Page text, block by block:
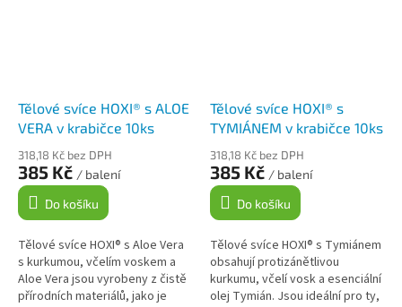
Tělové svíce HOXI® s ALOE
VERA v krabičce 10ks
318,18 Kč bez DPH
385 Kč / balení
Do košíku
Tělové svíce HOXI® s Aloe Vera
s kurkumou, včelím voskem a
Aloe Vera jsou vyrobeny z čistě
přírodních materiálů, jako je
Tělové svíce HOXI® s
TYMIÁNEM v krabičce 10ks
318,18 Kč bez DPH
385 Kč / balení
Do košíku
Tělové svíce HOXI® s Tymiánem
obsahují protizánětlivou
kurkumu, včelí vosk a esenciální
olej Tymián. Jsou ideální pro ty,